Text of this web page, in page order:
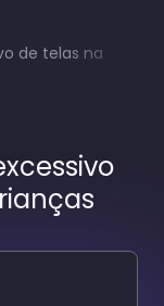
de telas na